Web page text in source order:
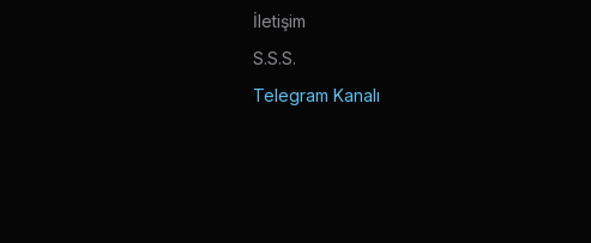
İletişim
S.S.S.
Telegram Kanalı